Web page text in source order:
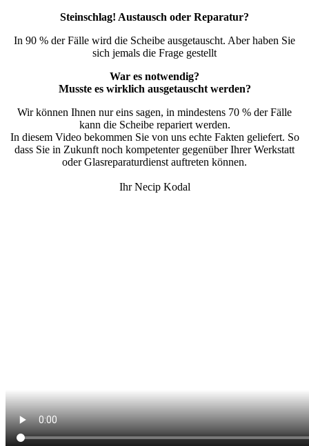
Steinschlag! Austausch oder Reparatur?
In 90 % der Fälle wird die Scheibe ausgetauscht. Aber haben Sie
sich jemals die Frage gestellt
War es notwendig?
Musste es wirklich ausgetauscht werden?
Wir können Ihnen nur eins sagen, in mindestens 70 % der Fälle
kann die Scheibe repariert werden.
In diesem Video bekommen Sie von uns echte Fakten geliefert. So
dass Sie in Zukunft noch kompetenter gegenüber Ihrer Werkstatt
oder Glasreparaturdienst auftreten können.
Ihr Necip Kodal